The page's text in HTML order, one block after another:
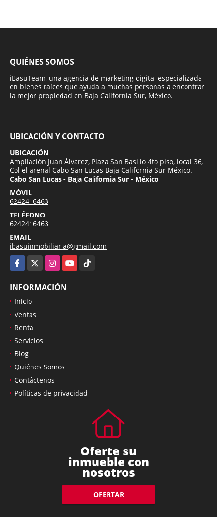
QUIÉNES SOMOS
iBasuTeam, una agencia de marketing digital especializada
en bienes raíces que ayuda a muchas personas a encontrar
la mejor propiedad en Baja California Sur, México.
UBICACIÓN Y CONTACTO
UBICACIÓN
Ampliación Juan Álvarez, Plaza San Basilio 4to piso, local 36,
Col el arenal Cabo San Lucas Baja California Sur México.
Cabo San Lucas - Baja California Sur - México
MÓVIL
6242416463
TELÉFONO
6242416463
EMAIL
ibasuinmobiliaria@gmail.com
Facebook
InstagramYouTubeTikTok
INFORMACIÓN
Inicio
Ventas
Renta
Servicios
Blog
Quiénes Somos
Contáctenos
Políticas de privacidad
Oferte su
inmueble con
nosotros
OFERTAR